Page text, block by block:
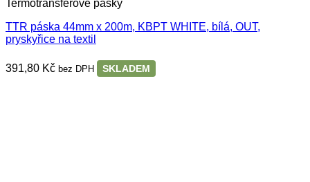
Termotransferové pásky
TTR páska 44mm x 200m, KBPT WHITE, bílá, OUT,
pryskyřice na textil
391,80 Kč bez DPH SKLADEM